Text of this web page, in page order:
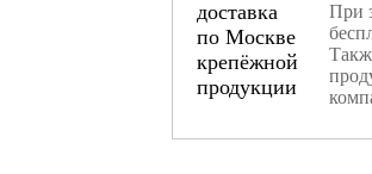
При